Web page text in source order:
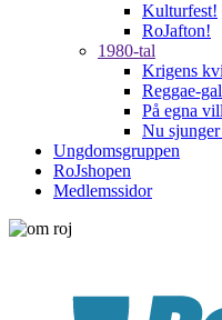
Kulturfest!
RoJafton!
1980-tal
Krigens
Reggae-
På egna
Nu
Ungdomsgruppen
RoJshopen
Medlemssidor